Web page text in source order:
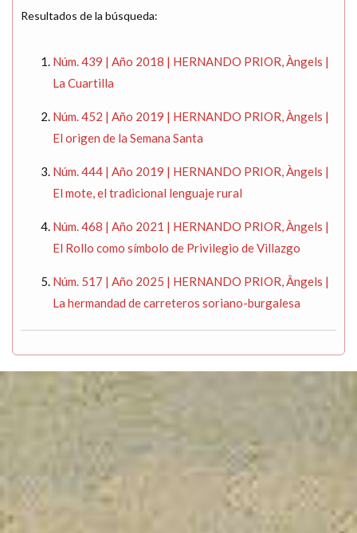
Resultados de la búsqueda:
Núm. 439 | Año 2018 | HERNANDO PRIOR, Àngels |
La Cuartilla
Núm. 452 | Año 2019 | HERNANDO PRIOR, Àngels |
El origen de la Semana Santa
Núm. 444 | Año 2019 | HERNANDO PRIOR, Àngels |
El mote, el tradicional lenguaje rural
Núm. 468 | Año 2021 | HERNANDO PRIOR, Àngels |
El Rollo como símbolo de Privilegio de Villazgo
Núm. 517 | Año 2025 | HERNANDO PRIOR, Ângels |
La hermandad de carreteros soriano-burgalesa